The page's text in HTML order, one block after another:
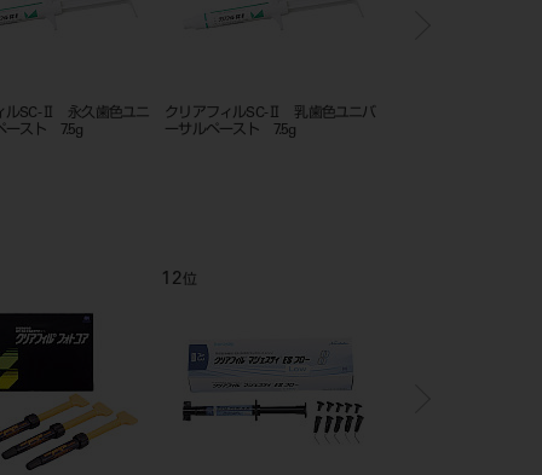
ルSC-Ⅱ 永久歯色ユニ
ースト 7.5g
クリアフィルSC-Ⅱ 乳歯色ユニバ
ーサルペースト 7.5g
12 位